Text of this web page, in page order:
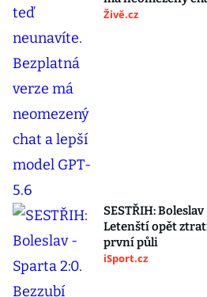
Živě.cz
SESTŘIH:
Letenští opět
první půli
iSport.cz